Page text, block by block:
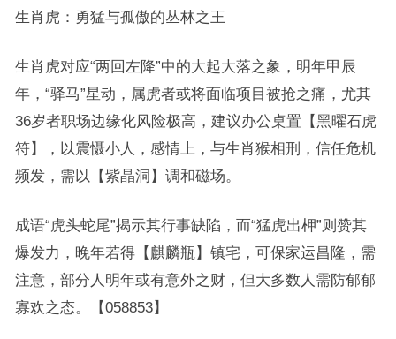
生肖虎：勇猛与孤傲的丛林之王
生肖虎对应“两回左降”中的大起大落之象，明年甲辰
年，“驿马”星动，属虎者或将面临项目被抢之痛，尤其
36岁者职场边缘化风险极高，建议办公桌置【黑曜石虎
符】，以震慑小人，感情上，与生肖猴相刑，信任危机
频发，需以【紫晶洞】调和磁场。
成语“虎头蛇尾”揭示其行事缺陷，而“猛虎出柙”则赞其
爆发力，晚年若得【麒麟瓶】镇宅，可保家运昌隆，需
注意，部分人明年或有意外之财，但大多数人需防郁郁
寡欢之态。【058853】